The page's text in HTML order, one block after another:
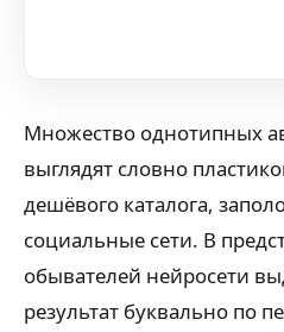
Множество однотипных
выглядят словно
дешёвого каталога,
социальные сети. В
обывателей нейросети
результат буквально по